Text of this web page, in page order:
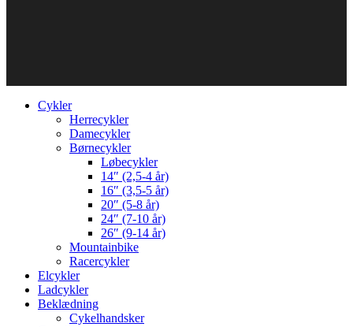
Cykler
Herrecykler
Damecykler
Børnecykler
Løbecykler
14″ (2,5-4 år)
16″ (3,5-5 år)
20″ (5-8 år)
24″ (7-10 år)
26″ (9-14 år)
Mountainbike
Racercykler
Elcykler
Ladcykler
Beklædning
Cykelhandsker